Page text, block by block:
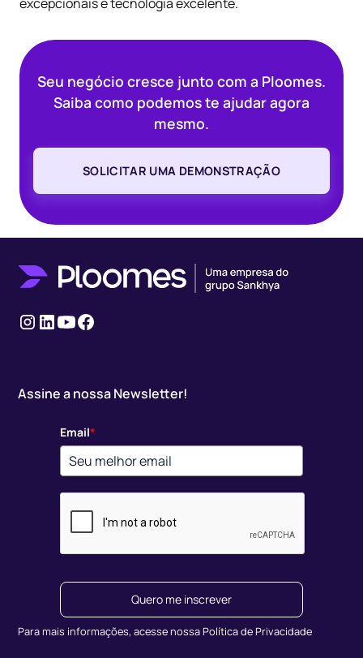
Seu negócio cresce junto com a Ploomes.
Saiba como podemos te ajudar agora
mesmo.
SOLICITAR UMA DEMONSTRAÇÃO
Instagram
Linkedin
YoutubeFacebook
Assine a nossa Newsletter!
Email*
Quero me inscrever
Para mais informações, acesse nossa Política de Privacidade